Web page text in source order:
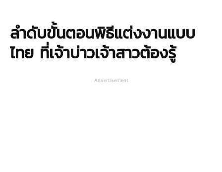
ลำดับขั้นตอนพิธีแต่งงานแบบ
ไทย ที่เจ้าบ่าวเจ้าสาวต้องรู้
Advertisement